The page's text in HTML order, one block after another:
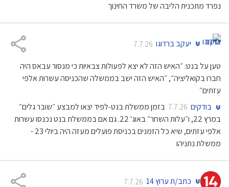
נפרד מתכנית הליבה של משרד החינוך
יעקב ברדוגו 7.7.26
טען על בנט: ״האיש הזה לא יצא לפעולות צבאיות כי מנסור עבאס היה
חברו בקואליציה״, ״האיש הזה ישב בממשלה שהכניסה עשרות אלפי
עזתים״
בודקים 7.7.26 בזמן ממשלת בנט-לפיד יצאו למבצע ״שובר גלים״
במרץ 22, ו״עלות השחר״ באוג' 22. גם אם בממשלת בנט נכנסו עשרות
אלפי עזתים, שיא כל הזמנים בכניסת פועלים מעזה היה ביולי 23 -
ממשלת נתניהו
כתב/ת ערוץ 14 7.7.26